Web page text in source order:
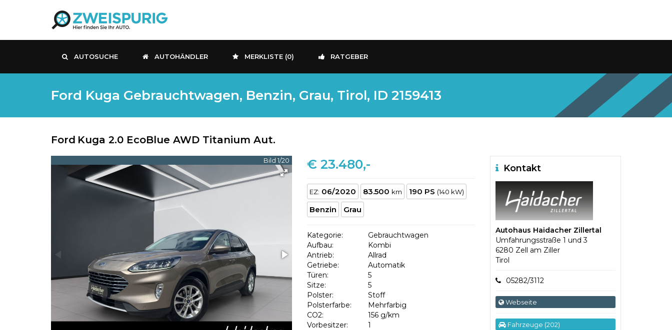
AUTOSUCHE AUTOHÄNDLER MERKLISTE (0) RATGEBER
Ford Kuga Gebrauchtwagen, Benzin, Grau, Tirol, ID 2159413
Ford Kuga 2.0 EcoBlue AWD Titanium Aut.
Bild 1/20 € 23.480,-
EZ: 06/2020 83.500 km 190 PS (140 kW)
Benzin Grau
Kategorie:
Gebrauchtwagen
Aufbau:
Kombi
Antrieb:
Allrad
Getriebe:
Automatik
Türen:
5
Sitze:
5
Polster:
Stoff
Polsterfarbe:
Mehrfarbig
CO2:
156 g/km
Vorbesitzer:
1
Kontakt
Autohaus Haidacher Zillertal
Umfahrungsstraße 1 und 3
6280 Zell am Ziller
Tirol
05282/3112
Webseite
Fahrzeuge (202)